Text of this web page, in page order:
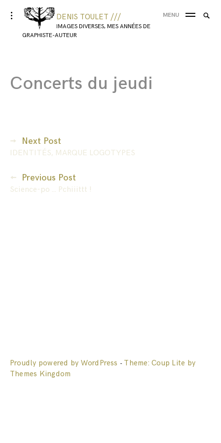
DENIS TOULET ///
IMAGES DIVERSES, MES ANNÉES DE
GRAPHISTE-AUTEUR
MENU
Concerts du jeudi
Next Post
IDENTITÉS, MARQUE LOGOTYPES
Previous Post
Science-po … Pchiiittt !
Proudly powered by WordPress - Theme: Coup Lite by
Themes Kingdom